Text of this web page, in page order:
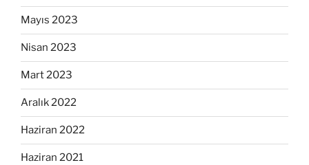
Mayıs 2023
Nisan 2023
Mart 2023
Aralık 2022
Haziran 2022
Haziran 2021